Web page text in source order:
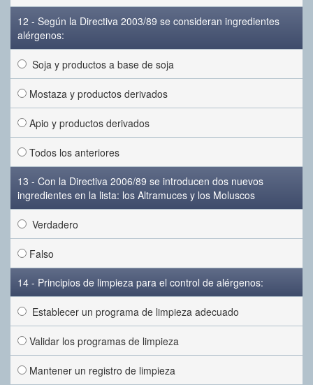
12 - Según la Directiva 2003/89 se consideran ingredientes
alérgenos:
Soja y productos a base de soja
Mostaza y productos derivados
Apio y productos derivados
Todos los anteriores
13 - Con la Directiva 2006/89 se introducen dos nuevos
ingredientes en la lista: los Altramuces y los Moluscos
Verdadero
Falso
14 - Principios de limpieza para el control de alérgenos:
Establecer un programa de limpieza adecuado
Validar los programas de limpieza
Mantener un registro de limpieza